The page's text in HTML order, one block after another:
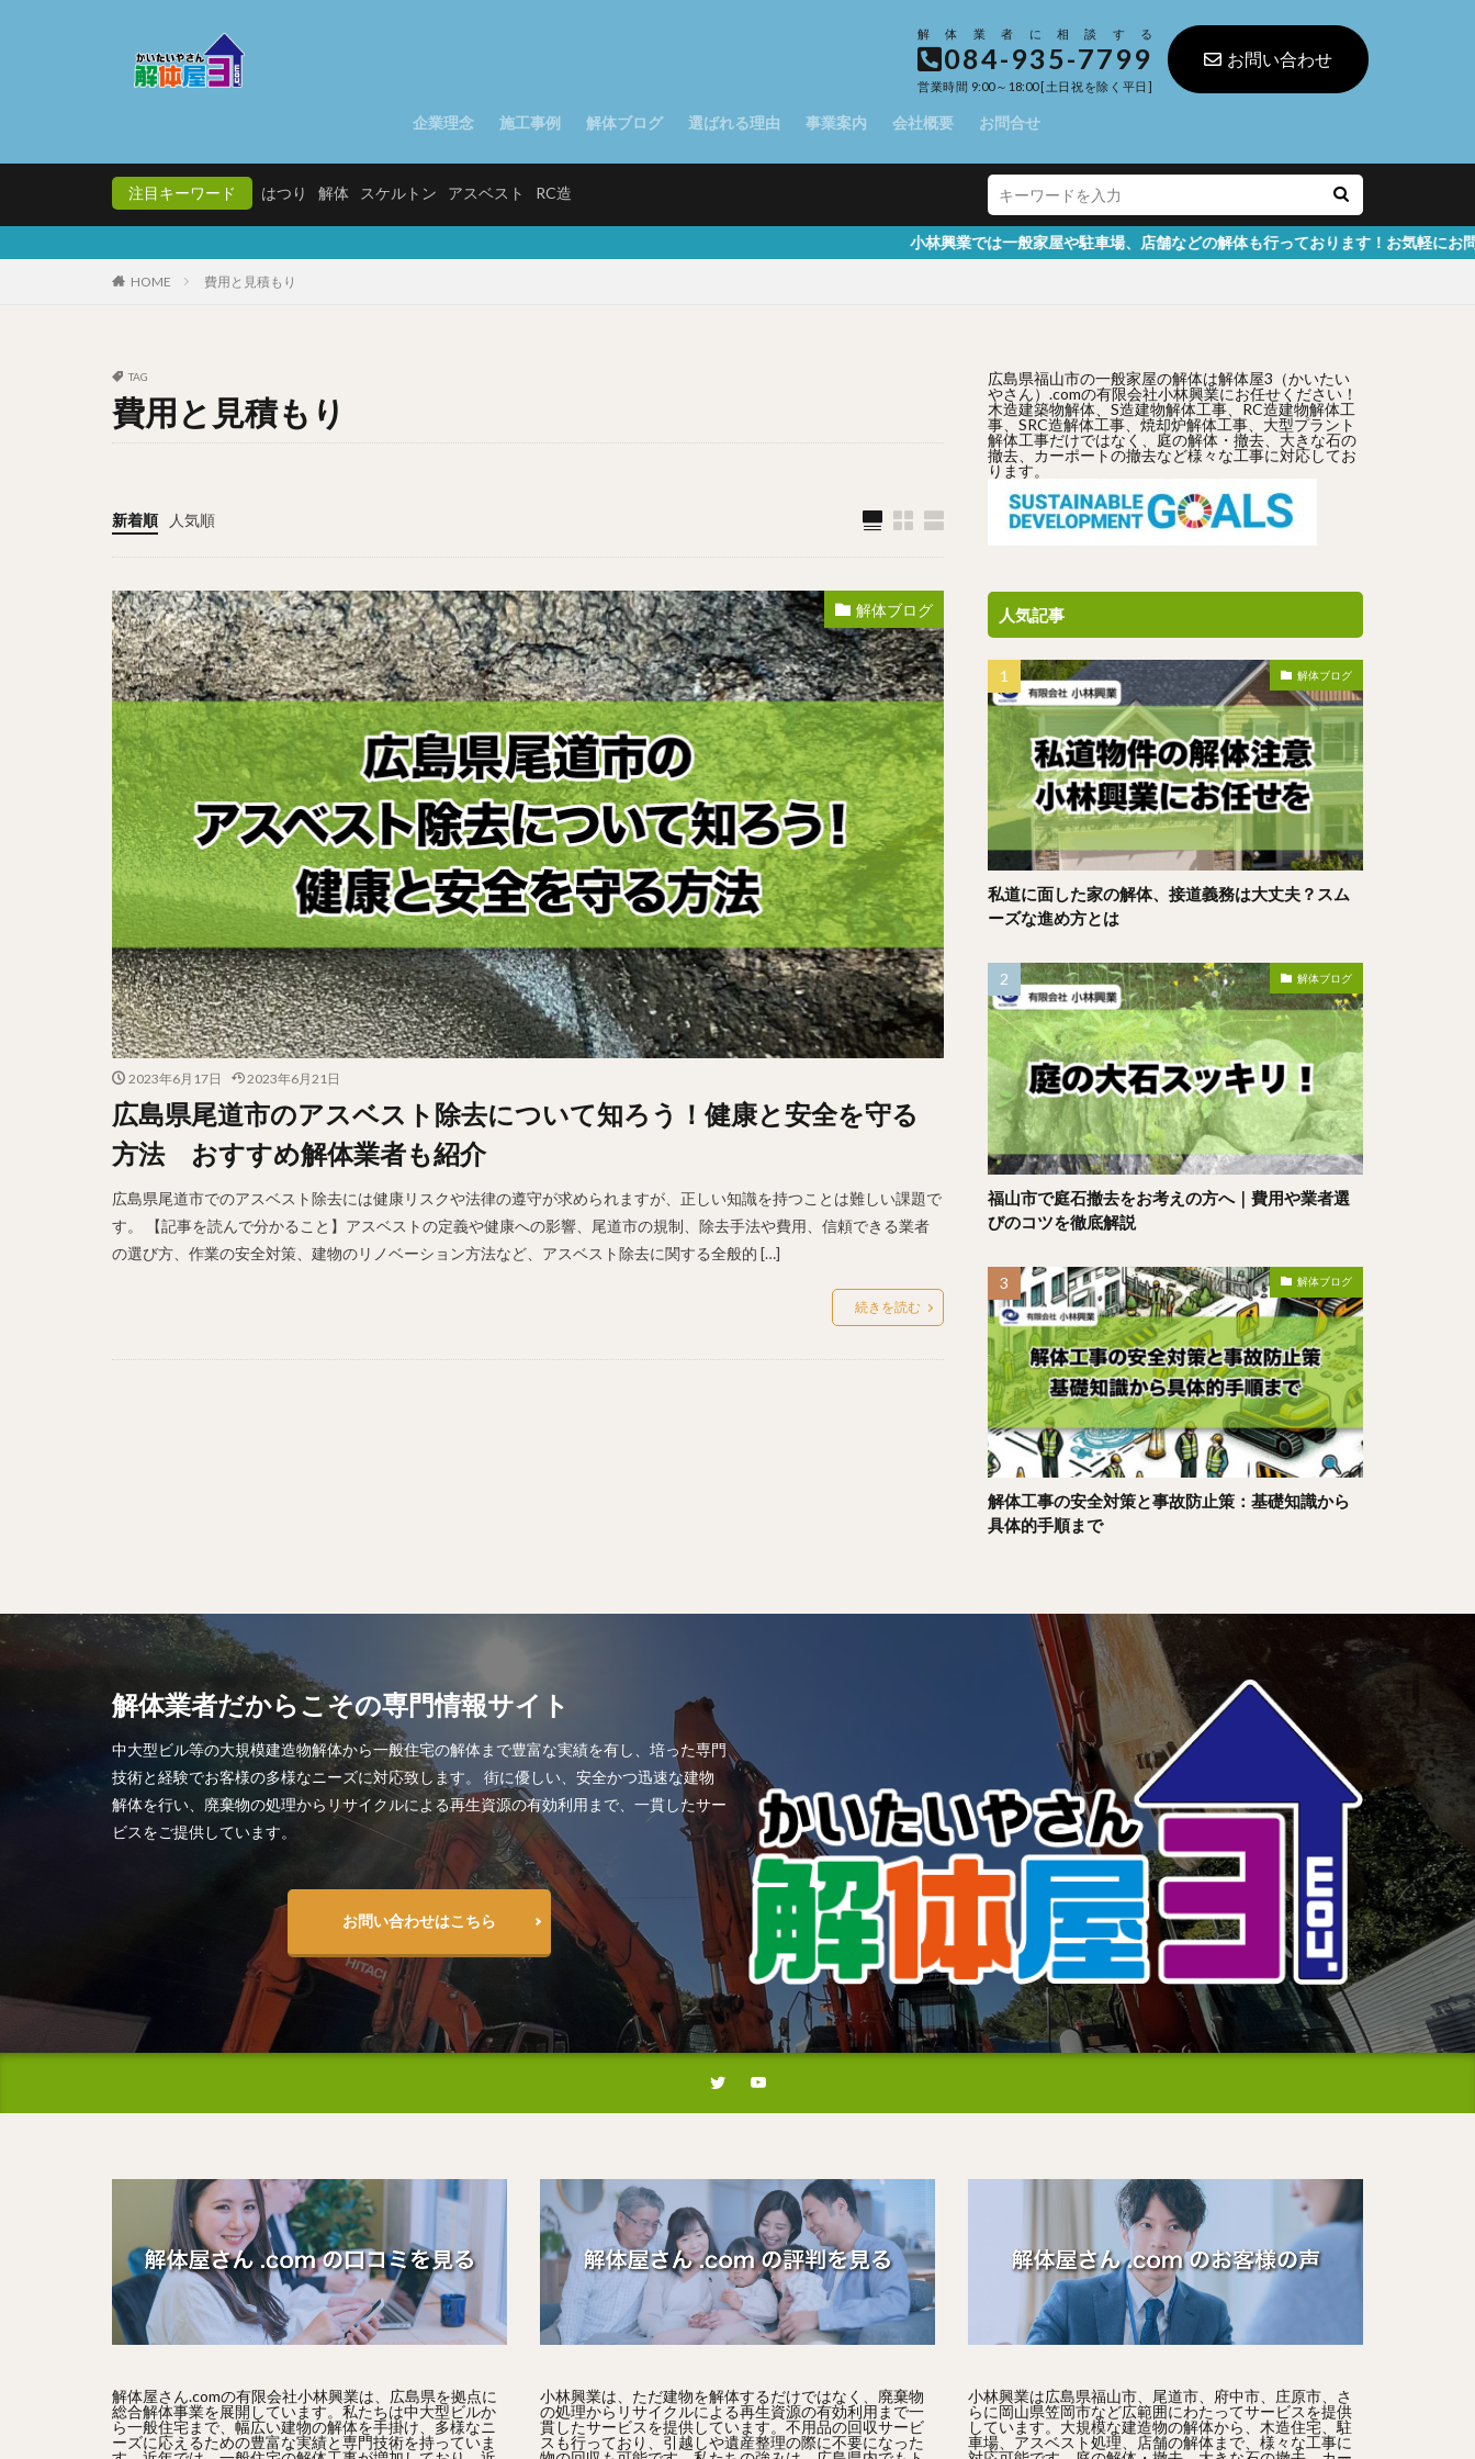
解体業者に相談する
084-935-7799
営業時間 9:00～18:00 [土日祝を除く平日]
お問い合わせ
企業理念 施工事例 解体ブログ 選ばれる理由 事業案内 会社概要 お問合せ
注目キーワード はつり 解体 スケルトン アスベスト RC造
小林興業では一般家屋や駐車場、店舗などの解体も行っております！お気軽にお問い合わせくださ
HOME 費用と見積もり
TAG
費用と見積もり
新着順 人気順
解体ブログ
2023年6月17日 2023年6月21日
広島県尾道市のアスベスト除去について知ろう！健康と安全を守る
方法 おすすめ解体業者も紹介
広島県尾道市でのアスベスト除去には健康リスクや法律の遵守が求められますが、正しい知識を持つことは難しい課題で
す。 【記事を読んで分かること】アスベストの定義や健康への影響、尾道市の規制、除去手法や費用、信頼できる業者
の選び方、作業の安全対策、建物のリノベーション方法など、アスベスト除去に関する全般的 […]
続きを読む
広島県福山市の一般家屋の解体は解体屋3（かいたい
やさん）.comの有限会社小林興業にお任せください！
木造建築物解体、S造建物解体工事、RC造建物解体工
事、SRC造解体工事、焼却炉解体工事、大型プラント
解体工事だけではなく、庭の解体・撤去、大きな石の
撤去、カーポートの撤去など様々な工事に対応してお
ります。
人気記事
解体ブログ
私道に面した家の解体、接道義務は大丈夫？スム
ーズな進め方とは
解体ブログ
福山市で庭石撤去をお考えの方へ｜費用や業者選
びのコツを徹底解説
解体ブログ
解体工事の安全対策と事故防止策：基礎知識から
具体的手順まで
解体業者だからこその専門情報サイト
中大型ビル等の大規模建造物解体から一般住宅の解体まで豊富な実績を有し、培った専門
技術と経験でお客様の多様なニーズに対応致します。 街に優しい、安全かつ迅速な建物
解体を行い、廃棄物の処理からリサイクルによる再生資源の有効利用まで、一貫したサー
ビスをご提供しています。
お問い合わせはこちら
解体屋さん.comの有限会社小林興業は、広島県を拠点に
総合解体事業を展開しています。私たちは中大型ビルか
ら一般住宅まで、幅広い建物の解体を手掛け、多様なニ
ーズに応えるための豊富な実績と専門技術を持っていま
小林興業は、ただ建物を解体するだけではなく、廃棄物
の処理からリサイクルによる再生資源の有効利用まで一
貫したサービスを提供しています。不用品の回収サービ
スも行っており、引越しや遺産整理の際に不要になった
小林興業は広島県福山市、尾道市、府中市、庄原市、さ
らに岡山県笠岡市など広範囲にわたってサービスを提供
しています。大規模な建造物の解体から、木造住宅、駐
車場、アスベスト処理、店舗の解体まで、様々な工事に